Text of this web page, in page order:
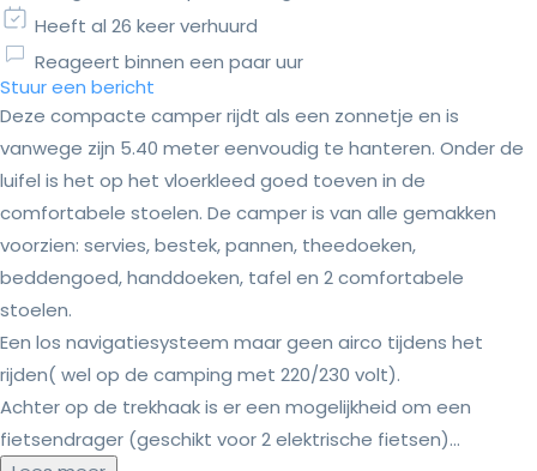
Heeft al 26 keer verhuurd
Reageert binnen een paar uur
Stuur een bericht
Deze compacte camper rijdt als een zonnetje en is
vanwege zijn 5.40 meter eenvoudig te hanteren. Onder de
luifel is het op het vloerkleed goed toeven in de
comfortabele stoelen. De camper is van alle gemakken
voorzien: servies, bestek, pannen, theedoeken,
beddengoed, handdoeken, tafel en 2 comfortabele
stoelen.
Een los navigatiesysteem maar geen airco tijdens het
rijden( wel op de camping met 220/230 volt).
Achter op de trekhaak is er een mogelijkheid om een
fietsendrager (geschikt voor 2 elektrische fietsen)...